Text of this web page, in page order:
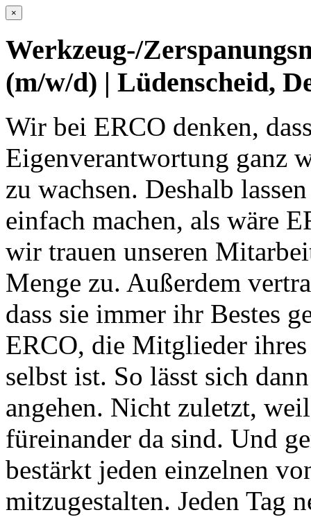
×
Werkzeug-/
(m/w/d) | Lüdenscheid,
Wir bei ERCO denken,
Eigenverantwortung ganz
zu wachsen. Deshalb
einfach machen, als wäre
wir trauen unseren
Menge zu. Außerdem
dass sie immer ihr Bestes
ERCO, die Mitglieder
selbst ist. So lässt sich
angehen. Nicht zuletzt,
füreinander da sind. Und
bestärkt jeden einzelnen
mitzugestalten. Jeden Tag